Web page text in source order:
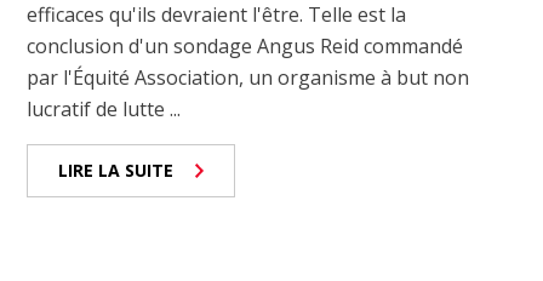
efficaces qu'ils devraient l'être. Telle est la
conclusion d'un sondage Angus Reid commandé
par l'Équité Association, un organisme à but non
lucratif de lutte ...
LIRE LA SUITE